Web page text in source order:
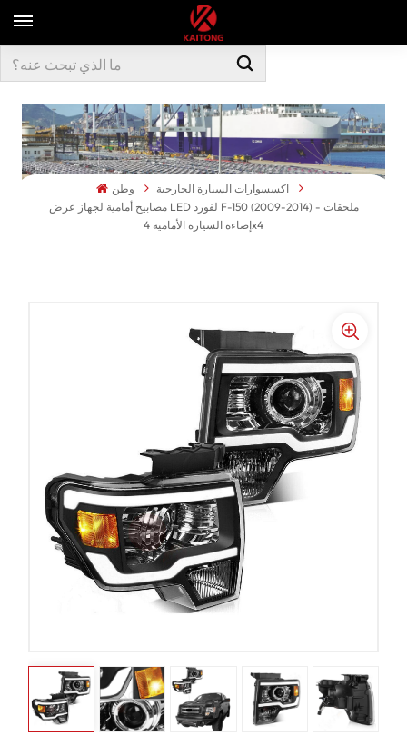
وطن
اكسسوارات السيارة الخارجية
مصابيح أمامية لجهاز عرض LED لفورد F-150 (2009-2014) - ملحقات
إضاءة السيارة الأمامية 4x4